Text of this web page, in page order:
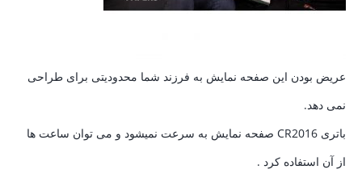
عریض بودن این صفحه نمایش به فرزند شما محدودیتی برای طراحی
نمی دهد.
باتری CR2016 صفحه نمایش به سرعت نمیشود و می توان ساعت ها
از آن استفاده کرد .